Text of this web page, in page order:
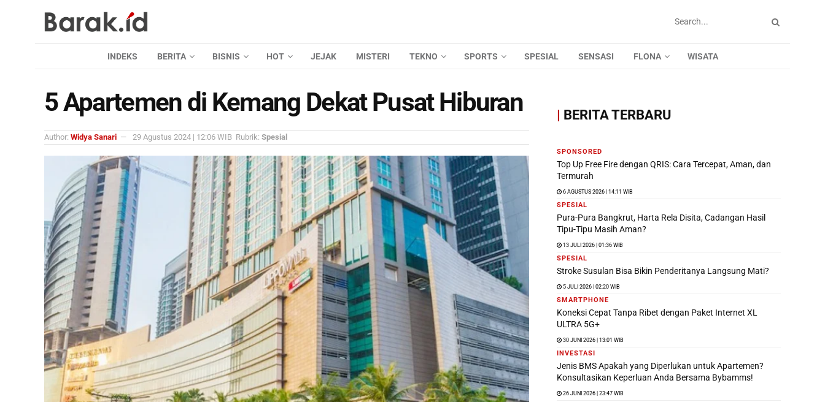
INDEKS BERITA BISNIS HOT JEJAK MISTERI TEKNO SPORTS SPESIAL SENSASI FLONA WISATA
5 Apartemen di Kemang Dekat Pusat Hiburan
Author: Widya Sanari 29 Agustus 2024 | 12:06 WIB Rubrik: Spesial
| BERITA TERBARU
SPONSORED
Top Up Free Fire dengan QRIS: Cara Tercepat, Aman, dan
Termurah
6 AGUSTUS 2026 | 14:11 WIB
SPESIAL
Pura-Pura Bangkrut, Harta Rela Disita, Cadangan Hasil
Tipu-Tipu Masih Aman?
13 JULI 2026 | 01:36 WIB
SPESIAL
Stroke Susulan Bisa Bikin Penderitanya Langsung Mati?
5 JULI 2026 | 02:20 WIB
SMARTPHONE
Koneksi Cepat Tanpa Ribet dengan Paket Internet XL
ULTRA 5G+
30 JUNI 2026 | 13:01 WIB
INVESTASI
Jenis BMS Apakah yang Diperlukan untuk Apartemen?
Konsultasikan Keperluan Anda Bersama Bybamms!
26 JUNI 2026 | 23:47 WIB